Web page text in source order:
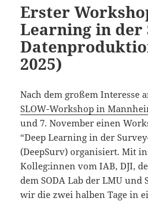
Erster
Learning in der
2025)
Nach dem großem Interesse
SLOW-Workshop in
und 7. November einen
“Deep Learning in der
(DeepSurv) organisiert. Mit
Kolleg:innen vom IAB, DJI,
dem SODA Lab der LMU und
wir die zwei halben Tage in